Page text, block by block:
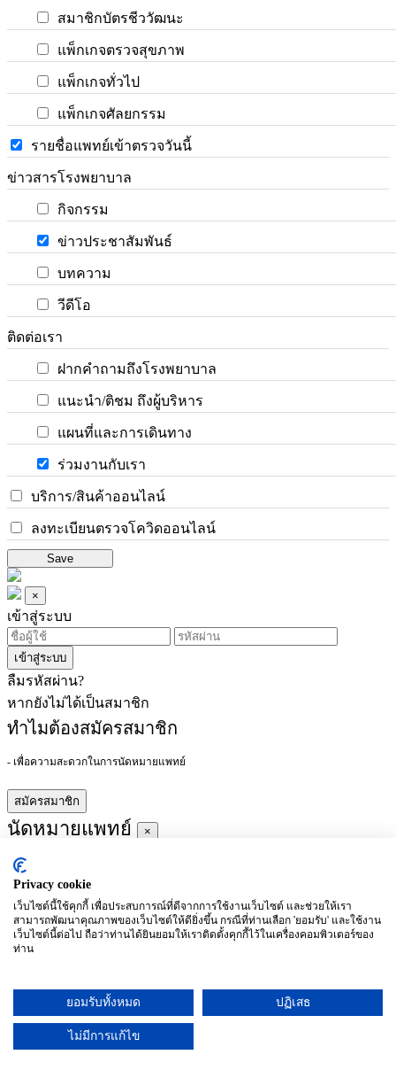
สมาชิกบัตรชีววัฒนะ
แพ็กเกจตรวจสุขภาพ
แพ็กเกจทั่วไป
แพ็กเกจศัลยกรรม
รายชื่อแพทย์เข้าตรวจวันนี้
ข่าวสารโรงพยาบาล
กิจกรรม
ข่าวประชาสัมพันธ์
บทความ
วีดีโอ
ติดต่อเรา
ฝากคำถามถึงโรงพยาบาล
แนะนำ/ติชม ถึงผู้บริหาร
แผนที่และการเดินทาง
ร่วมงานกับเรา
บริการ/สินค้าออนไลน์
ลงทะเบียนตรวจโควิดออนไลน์
Save
×
เข้าสู่ระบบ
เข้าสู่ระบบ
ลืมรหัสผ่าน?
หากยังไม่ได้เป็นสมาชิก
ทำไมต้องสมัครสมาชิก
- เพื่อความสะดวกในการนัดหมายแพทย์
สมัครสมาชิก
นัดหมายแพทย์ ×
ผู้ชำนาญการ
ประจำ :
อาทิตย์
จันทร์
(27/09)
อังคาร
(28/09)
พุธ
พฤหัสบดี
ศุกร์
เสาร์
Privacy cookie
เว็บไซต์นี้ใช้คุกกี้ เพื่อประสบการณ์ที่ดีจากการใช้งานเว็บไซต์ และช่วยให้เรา
สามารถพัฒนาคุณภาพของเว็บไซต์ให้ดียิ่งขึ้น กรณีที่ท่านเลือก 'ยอมรับ' และใช้งาน
เว็บไซต์นี้ต่อไป ถือว่าท่านได้ยินยอมให้เราติดตั้งคุกกี้ไว้ในเครื่องคอมพิวเตอร์ของ
ท่าน
ยอมรับทั้งหมด ปฏิเสธ
ไม่มีการแก้ไข